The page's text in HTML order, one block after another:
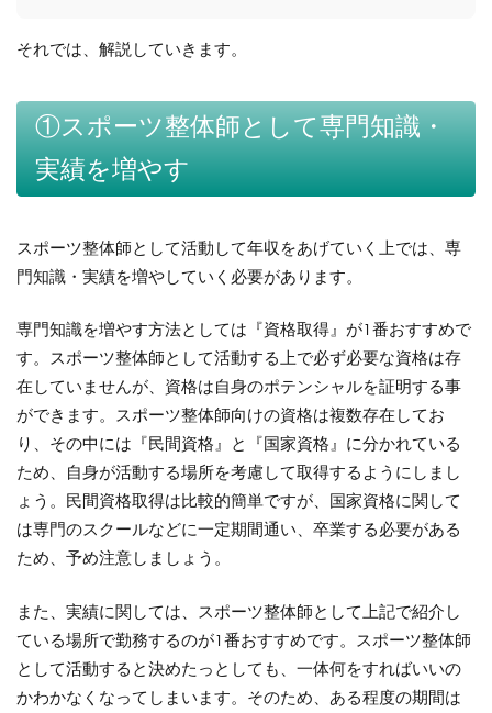
それでは、解説していきます。
①スポーツ整体師として専門知識・
実績を増やす
スポーツ整体師として活動して年収をあげていく上では、専
門知識・実績を増やしていく必要があります。
専門知識を増やす方法としては『資格取得』が1番おすすめで
す。 スポーツ整体師として活動する上で必ず必要な資格は存
在していませんが、資格は自身のポテンシャルを証明する事
ができます。 スポーツ整体師向けの資格は複数存在してお
り、その中には『民間資格』と『国家資格』に分かれている
ため、自身が活動する場所を考慮して取得するようにしまし
ょう。 民間資格取得は比較的簡単ですが、国家資格に関して
は専門のスクールなどに一定期間通い、卒業する必要がある
ため、予め注意しましょう。
また、実績に関しては、スポーツ整体師として上記で紹介し
ている場所で勤務するのが1番おすすめです。 スポーツ整体師
として活動すると決めたっとしても、一体何をすればいいの
かわかなくなってしまいます。 そのため、ある程度の期間は